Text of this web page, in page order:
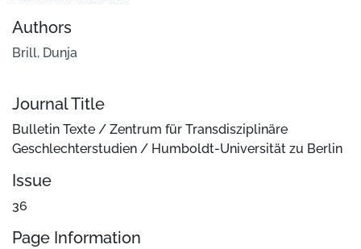
Authors
Brill, Dunja
Journal Title
Bulletin Texte / Zentrum für Transdisziplinäre
Geschlechterstudien / Humboldt-Universität zu Berlin
Issue
36
Page Information